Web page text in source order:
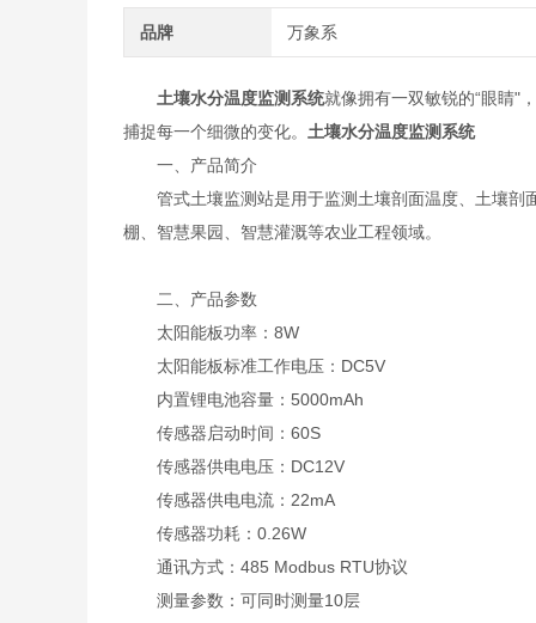
品牌 万象系
土壤水分温度监测系统就像拥有一双敏锐的“眼睛"
捕捉每一个细微的变化。 土壤水分温度监测系统
一、产品简介
管式土壤监测站是用于监测土壤剖面温度、土壤剖
棚、智慧果园、智慧灌溉等农业工程领域。
二、产品参数
太阳能板功率：8W
太阳能板标准工作电压：DC5V
内置锂电池容量：5000mAh
传感器启动时间：60S
传感器供电电压：DC12V
传感器供电电流：22mA
传感器功耗：0.26W
通讯方式：485 Modbus RTU协议
测量参数：可同时测量10层